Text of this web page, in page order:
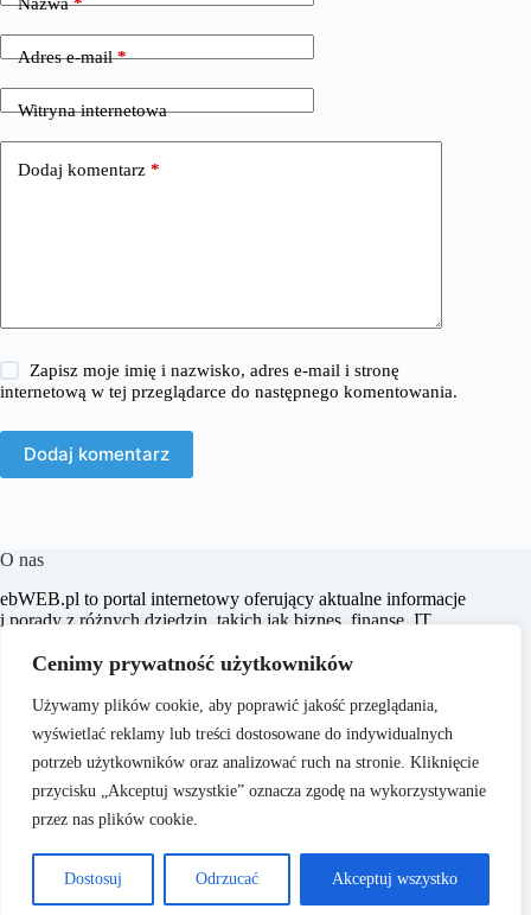
Cenimy prywatność użytkowników
Używamy plików cookie, aby poprawić jakość przeglądania,
wyświetlać reklamy lub treści dostosowane do indywidualnych
potrzeb użytkowników oraz analizować ruch na stronie. Kliknięcie
przycisku „Akceptuj wszystkie” oznacza zgodę na wykorzystywanie
przez nas plików cookie.
Dostosuj Odrzucać Akceptuj wszystko
Nazwa*
Adres e-mail*
Witryna internetowa
Dodaj komentarz *
Zapisz moje imię i nazwisko, adres e-mail i stronę
internetową w tej przeglądarce do następnego komentowania.
Dodaj komentarz
O nas
​ebWEB.pl to portal internetowy oferujący aktualne informacje
i porady z różnych dziedzin, takich jak biznes, finanse, IT,
dostarczanie rzetelnych i inspirujących treści, które wspierają
poszerzają ich horyzonty.
Copyright © 2026 -
O nas
Polityka Prywatności